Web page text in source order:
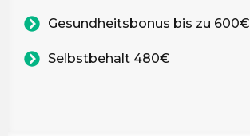
Gesundheitsbonus bis zu 600€
Selbstbehalt 480€